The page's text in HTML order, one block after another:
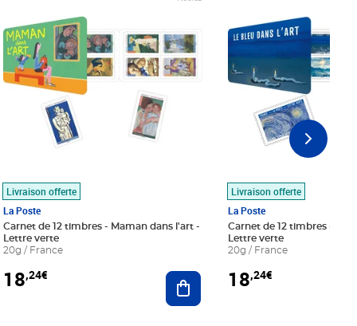
au panier
Livraison offerte
La Poste
Carnet de 12 timbres - Maman dans l'art -
Lettre verte
20g / France
18,24€ Ajouter au panier
Livraison offerte
La Poste
Carnet de 12 timbres - Le
Lettre verte
20g / France
18,24€